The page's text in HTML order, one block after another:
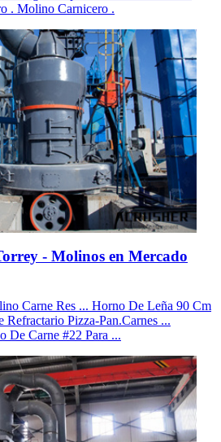
. Molino Carnicero .
- Molinos en Mercado
Carne Res ... Horno De Leña 90 Cm
Refractario Pizza-Pan.Carnes ...
De Carne #22 Para ...